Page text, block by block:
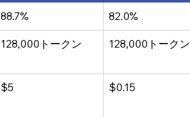
88.7% 82.0%
128,000トークン 128,000トークン
$5 $0.15